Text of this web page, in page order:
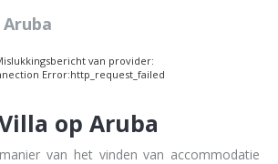
van provider:
Error:http_request_failed
op Aruba
van het vinden van accommodatie